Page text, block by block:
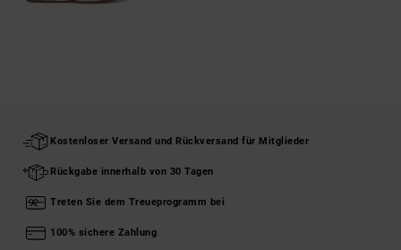
Kostenloser Versand und Rückversand für Mitglieder
Rückgabe innerhalb von 30 Tagen
Treten Sie dem Treueprogramm bei
100% sichere Zahlung